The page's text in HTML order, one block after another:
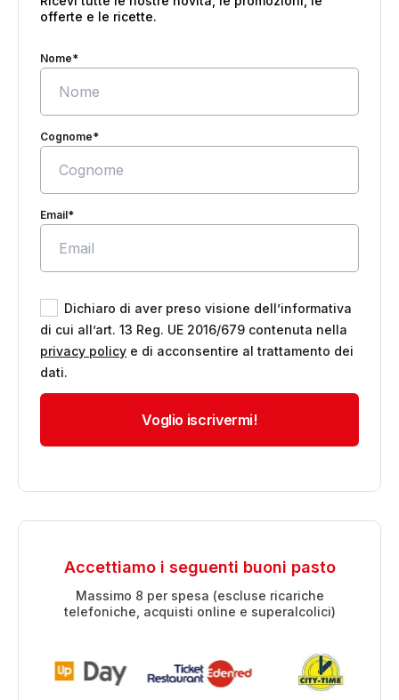
offerte e le ricette.
Nome*
Cognome*
Email*
Dichiaro di aver preso visione dell’informativa
di cui all’art. 13 Reg. UE 2016/679 contenuta nella
privacy policy e di acconsentire al trattamento dei
dati.
Accettiamo i seguenti buoni pasto
Massimo 8 per spesa (escluse ricariche
telefoniche, acquisti online e superalcolici)